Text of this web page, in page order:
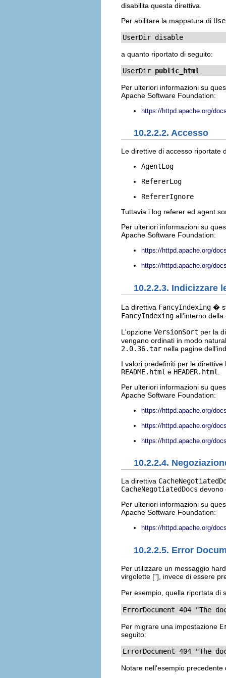
disabilita questa direttiva.
Per abilitare la mappatura di
UserDir disable
a quanto riportato di seguito:
UserDir public_html
Per ulteriori informazioni su
Apache Software Foundation:
https://httpd.apache.org/
10.2.2.2. Accesso
Le direttive di accesso riportate
AgentLog
RefererLog
RefererIgnore
Tuttavia i log referer ed agent
Per ulteriori informazioni su
Apache Software Foundation:
https://httpd.apache.org/
https://httpd.apache.org/
10.2.2.3. Indicizzare
La direttiva FancyIndexing �
FancyIndexing all'interno
L'opzione VersionSort per la
vengano ordinati in modo
2.0.36.tar nella pagine
I valori predefiniti per le direttive
README.html e HEADER.html
Per ulteriori informazioni su
Apache Software Foundation:
https://httpd.apache.org/
https://httpd.apache.org/
https://httpd.apache.org/
10.2.2.4.
La direttiva
CacheNegotiatedDocs devono
Per ulteriori informazioni su
Apache Software Foundation:
https://httpd.apache.org/
10.2.2.5. Error
Per utilizzare un messaggio
virgolette ["] , invece di essere
Per esempio, quella riportata di
ErrorDocument 404 "The
Per migrare una impostazione
seguito:
ErrorDocument 404 "The
Notare nell'esempio